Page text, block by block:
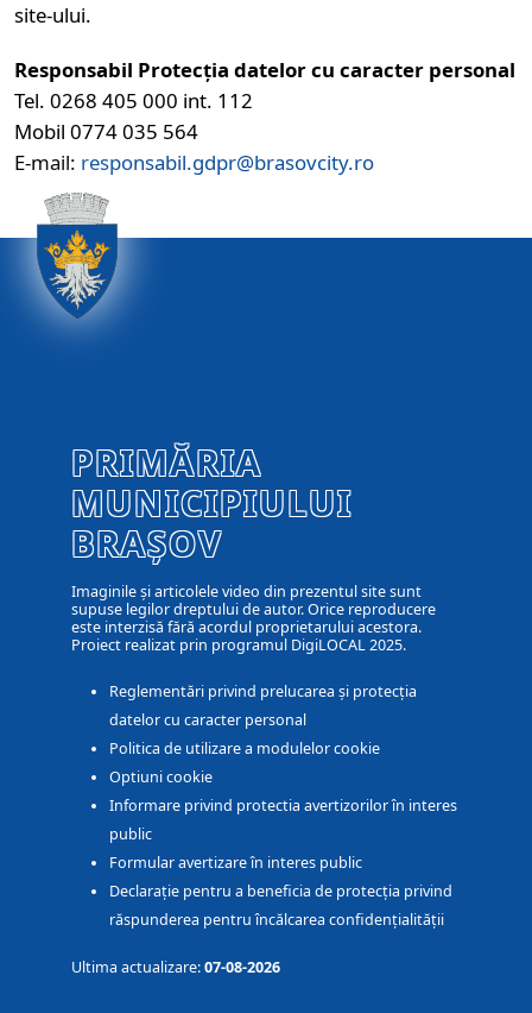
site-ului.
Responsabil Protecția datelor cu caracter personal
Tel. 0268 405 000 int. 112
Mobil 0774 035 564
E-mail: responsabil.gdpr@brasovcity.ro
PRIMĂRIA
MUNICIPIULUI
BRAȘOV
Imaginile și articolele video din prezentul site sunt
supuse legilor dreptului de autor. Orice reproducere
este interzisă fără acordul proprietarului acestora.
Proiect realizat prin programul DigiLOCAL 2025.
Reglementări privind prelucarea și protecția
datelor cu caracter personal
Politica de utilizare a modulelor cookie
Optiuni cookie
Informare privind protectia avertizorilor în interes
public
Formular avertizare în interes public
Declarație pentru a beneficia de protecția privind
răspunderea pentru încălcarea confidențialității
Ultima actualizare:07-08-2026